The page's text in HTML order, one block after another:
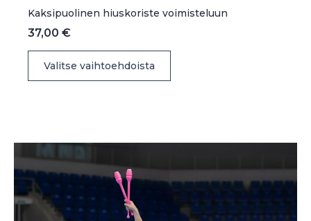
Kaksipuolinen hiuskoriste voimisteluun
37,00 €
Valitse vaihtoehdoista
Tällä
tehdä
tuotteen